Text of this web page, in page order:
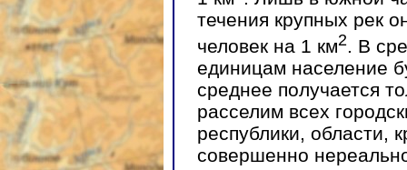
течения крупных рек
человек на 1 км2. В
единицам население
среднее получается
расселим всех
республики, области,
совершенно